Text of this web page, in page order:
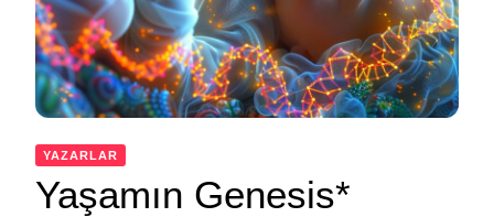
YAZARLAR
Yaşamın Genesis*